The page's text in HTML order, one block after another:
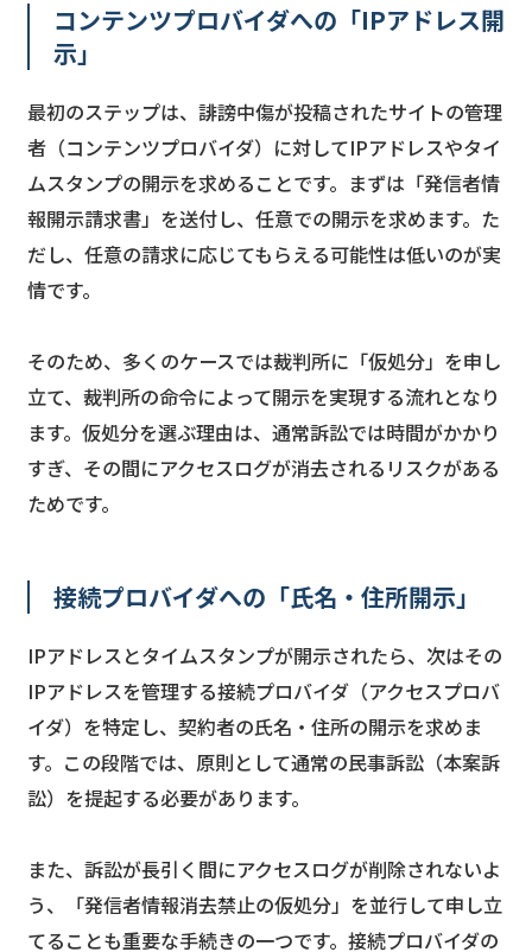
コンテンツプロバイダへの「IPアドレス開
示」
最初のステップは、誹謗中傷が投稿されたサイトの管理
者（コンテンツプロバイダ）に対してIPアドレスやタイ
ムスタンプの開示を求めることです。まずは「発信者情
報開示請求書」を送付し、任意での開示を求めます。た
だし、任意の請求に応じてもらえる可能性は低いのが実
情です。
そのため、多くのケースでは裁判所に「仮処分」を申し
立て、裁判所の命令によって開示を実現する流れとなり
ます。仮処分を選ぶ理由は、通常訴訟では時間がかかり
すぎ、その間にアクセスログが消去されるリスクがある
ためです。
接続プロバイダへの「氏名・住所開示」
IPアドレスとタイムスタンプが開示されたら、次はその
IPアドレスを管理する接続プロバイダ（アクセスプロバ
イダ）を特定し、契約者の氏名・住所の開示を求めま
す。この段階では、原則として通常の民事訴訟（本案訴
訟）を提起する必要があります。
また、訴訟が長引く間にアクセスログが削除されないよ
う、「発信者情報消去禁止の仮処分」を並行して申し立
てることも重要な手続きの一つです。接続プロバイダの